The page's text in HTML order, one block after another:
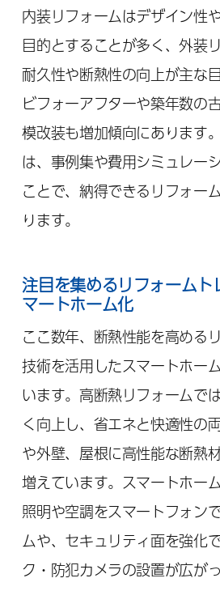
内装リフォームはデザイン性
目的とすることが多く、外装
耐久性や断熱性の向上が主な
ビフォーアフターや築年数の
模改装も増加傾向にあります
は、事例集や費用シミュレー
ことで、納得できるリフォー
ります。
注目を集めるリフォーム
マートホーム化
ここ数年、断熱性能を高める
技術を活用したスマートホー
います。高断熱リフォームで
く向上し、省エネと快適性の
や外壁、屋根に高性能な断熱
増えています。スマートホー
照明や空調をスマートフォン
ムや、セキュリティ面を強化
ク・防犯カメラの設置が広が